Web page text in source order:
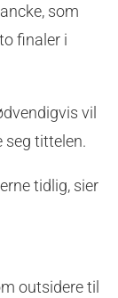
som
finaler i
vil
seg tittelen.
tidlig, sier
outsidere til